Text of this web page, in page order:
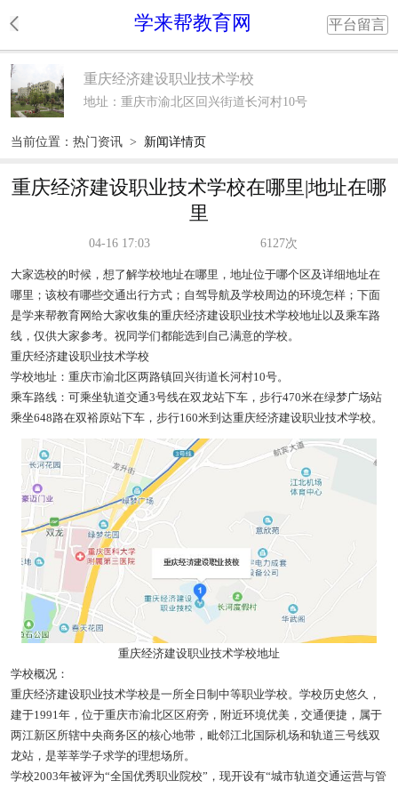
学来帮教育网 平台留言
重庆经济建设职业技术学校
地址：重庆市渝北区回兴街道长河村10号
当前位置： 热门资讯 > 新闻详情页
重庆经济建设职业技术学校在哪里|地址在哪
里
04-16 17:03 6127次
大家选校的时候，想了解学校地址在哪里，地址位于哪个区及详细地址在
哪里；该校有哪些交通出行方式；自驾导航及学校周边的环境怎样；下面
是学来帮教育网给大家收集的重庆经济建设职业技术学校地址以及乘车路
线，仅供大家参考。祝同学们都能选到自己满意的学校。
重庆经济建设职业技术学校
学校地址：重庆市渝北区两路镇回兴街道长河村10号。
乘车路线：可乘坐轨道交通3号线在双龙站下车，步行470米在绿梦广场站
乘坐648路在双裕原站下车，步行160米到达重庆经济建设职业技术学校。
重庆经济建设职业技术学校地址
学校概况：
重庆经济建设职业技术学校是一所全日制中等职业学校。学校历史悠久，
建于1991年，位于重庆市渝北区区府旁，附近环境优美，交通便捷，属于
两江新区所辖中央商务区的核心地带，毗邻江北国际机场和轨道三号线双
龙站，是莘莘学子求学的理想场所。
学校2003年被评为“全国优秀职业院校”，现开设有“城市轨道交通运营与管